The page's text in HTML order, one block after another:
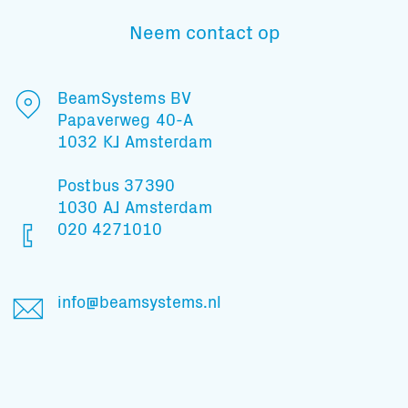
Neem contact op
BeamSystems BV
Papaverweg 40-A
1032 KJ Amsterdam
Postbus 37390
1030 AJ Amsterdam
020 4271010
info@beamsystems.nl